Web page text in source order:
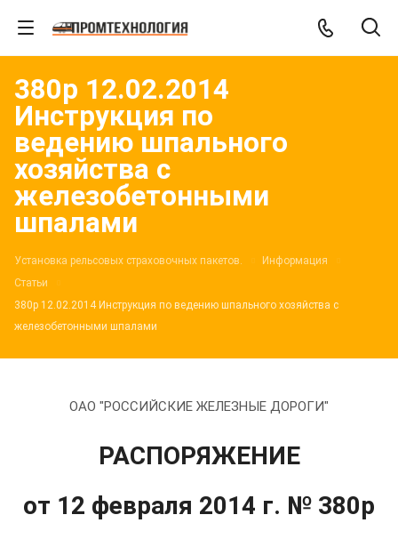
380р 12.02.2014
Инструкция по
ведению шпального
хозяйства с
железобетонными
шпалами
Установка рельсовых страховочных пакетов.
Информация
Статьи
380р 12.02.2014 Инструкция по ведению шпального хозяйства с
железобетонными шпалами
ОАО "РОССИЙСКИЕ ЖЕЛЕЗНЫЕ ДОРОГИ"
РАСПОРЯЖЕНИЕ
от 12 февраля 2014 г. № 380р